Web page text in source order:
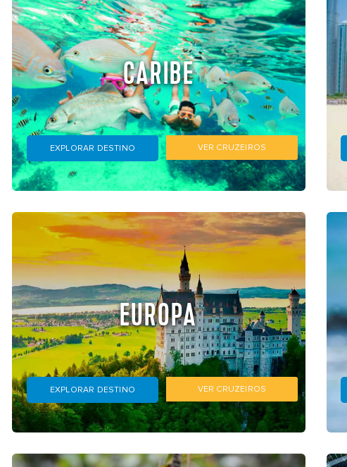
CARIBE
EXPLORAR DESTINO VER CRUZEIROS
EUROPA
EXPLORAR DESTINO VER CRUZEIROS